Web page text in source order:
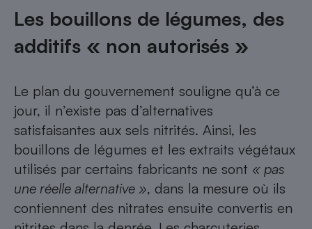
Les bouillons de légumes, des
additifs « non autorisés »
Le plan du gouvernement souligne qu’à ce
jour, il n’existe pas d’alternatives
satisfaisantes aux sels nitrités. Ainsi, les
bouillons de légumes et les extraits végétaux
utilisés par certains fabricants ne sont « pas
une réelle alternative », dans la mesure où ils
contiennent des nitrates ensuite convertis en